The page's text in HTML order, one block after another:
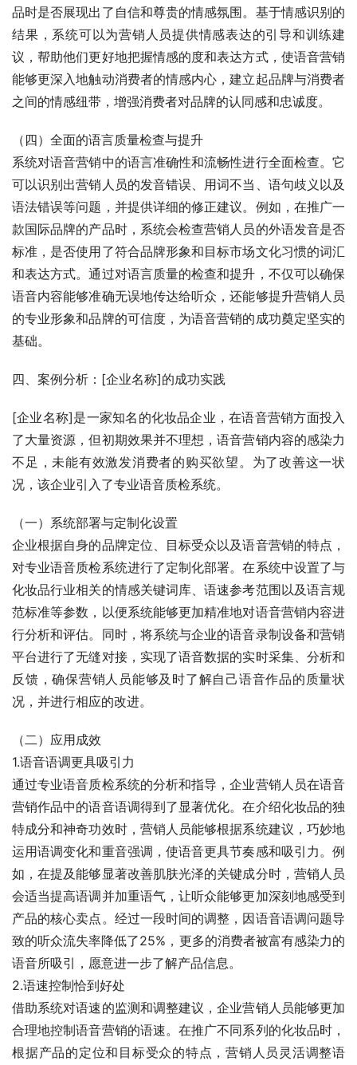
品时是否展现出了自信和尊贵的情感氛围。基于情感识别的
结果，系统可以为营销人员提供情感表达的引导和训练建
议，帮助他们更好地把握情感的度和表达方式，使语音营销
能够更深入地触动消费者的情感内心，建立起品牌与消费者
之间的情感纽带，增强消费者对品牌的认同感和忠诚度。
（四）全面的语言质量检查与提升
系统对语音营销中的语言准确性和流畅性进行全面检查。它
可以识别出营销人员的发音错误、用词不当、语句歧义以及
语法错误等问题，并提供详细的修正建议。例如，在推广一
款国际品牌的产品时，系统会检查营销人员的外语发音是否
标准，是否使用了符合品牌形象和目标市场文化习惯的词汇
和表达方式。通过对语言质量的检查和提升，不仅可以确保
语音内容能够准确无误地传达给听众，还能够提升营销人员
的专业形象和品牌的可信度，为语音营销的成功奠定坚实的
基础。
四、案例分析：[企业名称]的成功实践
[企业名称]是一家知名的化妆品企业，在语音营销方面投入
了大量资源，但初期效果并不理想，语音营销内容的感染力
不足，未能有效激发消费者的购买欲望。为了改善这一状
况，该企业引入了专业语音质检系统。
（一）系统部署与定制化设置
企业根据自身的品牌定位、目标受众以及语音营销的特点，
对专业语音质检系统进行了定制化部署。在系统中设置了与
化妆品行业相关的情感关键词库、语速参考范围以及语言规
范标准等参数，以便系统能够更加精准地对语音营销内容进
行分析和评估。同时，将系统与企业的语音录制设备和营销
平台进行了无缝对接，实现了语音数据的实时采集、分析和
反馈，确保营销人员能够及时了解自己语音作品的质量状
况，并进行相应的改进。
（二）应用成效
1.语音语调更具吸引力
通过专业语音质检系统的分析和指导，企业营销人员在语音
营销作品中的语音语调得到了显著优化。在介绍化妆品的独
特成分和神奇功效时，营销人员能够根据系统建议，巧妙地
运用语调变化和重音强调，使语音更具节奏感和吸引力。例
如，在提及能够显著改善肌肤光泽的关键成分时，营销人员
会适当提高语调并加重语气，让听众能够更加深刻地感受到
产品的核心卖点。经过一段时间的调整，因语音语调问题导
致的听众流失率降低了25%，更多的消费者被富有感染力的
语音所吸引，愿意进一步了解产品信息。
2.语速控制恰到好处
借助系统对语速的监测和调整建议，企业营销人员能够更加
合理地控制语音营销的语速。在推广不同系列的化妆品时，
根据产品的定位和目标受众的特点，营销人员灵活调整语